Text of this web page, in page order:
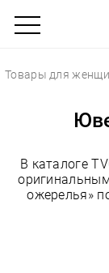
Товары для
В каталоге
ожерелья»